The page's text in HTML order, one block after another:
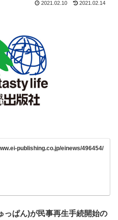
2021.02.10 2021.02.14
publishing.co.jp/einews/496454/
っぱん)が民事再生手続開始の